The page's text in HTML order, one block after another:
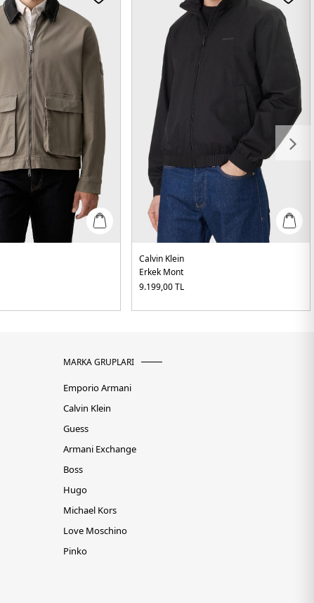
Calvin Klein
Erkek Mont
9.199,00TL
MARKA GRUPLARI
Emporio Armani
Calvin Klein
Guess
Armani Exchange
Boss
Hugo
Michael Kors
Love Moschino
Pinko